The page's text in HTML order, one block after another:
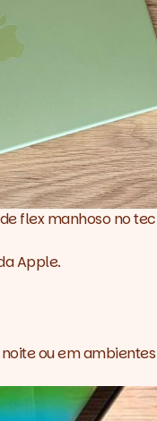
flex manhoso no
Apple.
ou em